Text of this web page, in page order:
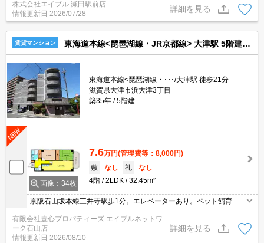
株式会社エイブル 瀬田駅前店
情報更新日 2026/07/28
詳細を見る
賃貸マンション 東海道本線<琵琶湖線・JR京都線> 大津駅 5階建 築35年
東海道本線<琵琶湖線・･･･/大津駅 徒歩21分
滋賀県大津市浜大津3丁目
築35年
5階建
画像：34枚
7.6万円(管理費等：8,000円)
敷
なし 礼
なし
4階
2LDK 32.45m²
京阪石山坂本線三井寺駅歩1分。エレベーターあり。ペット飼育相
談可能物件です。
有限会社壹心プロパティーズ エイブルネットワ
ーク石山店
情報更新日 2026/08/10
詳細を見る